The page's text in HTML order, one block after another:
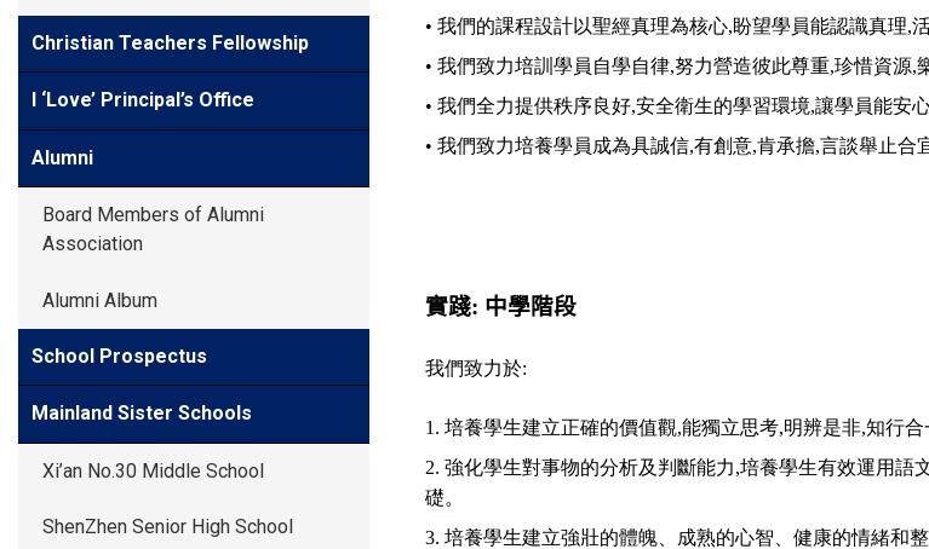
Christian Teachers Fellowship
I ‘Love’ Principal’s Office
Alumni
Board Members of Alumni
Association
Alumni Album
School Prospectus
Mainland Sister Schools
Xi’an No.30 Middle School
ShenZhen Senior High School
• 我們的課程設計以聖經真理為核心,盼望學員能認識真理,
• 我們致力培訓學員自學自律,努力營造彼此尊重,珍惜資源,
• 我們全力提供秩序良好,安全衛生的學習環境,讓學員能安
• 我們致力培養學員成為具誠信,有創意,肯承擔,言談舉止合
實踐: 中學階段
我們致力於:
1. 培養學生建立正確的價值觀,能獨立思考,明辨是非,知行合
2. 強化學生對事物的分析及判斷能力,培養學生有效運用
礎。
3. 培養學生建立強壯的體魄、成熟的心智、健康的情緒和